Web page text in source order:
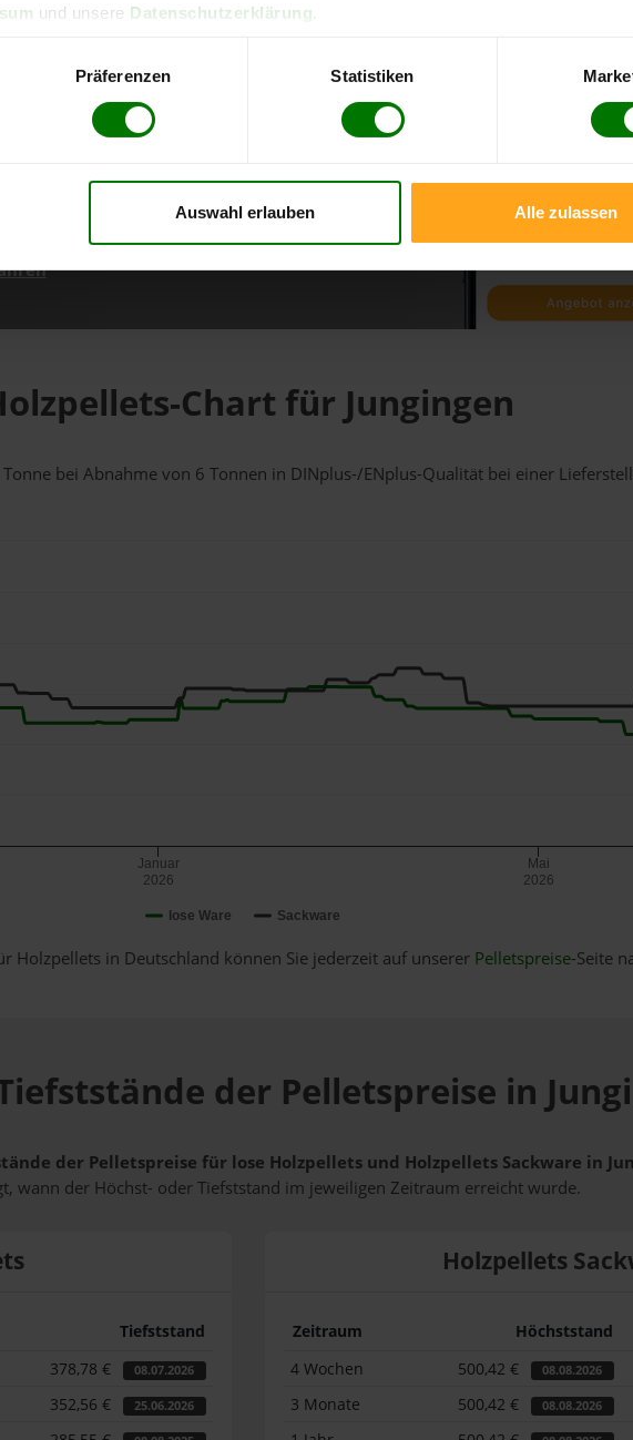
und unsere Datenschutzerklärung
Präferenzen Statistiken
Auswahl erlauben Alle zulassen
direkt online bestellen
aktuellen Stand
Chart für Jungingen
bei Abnahmevon 6 Tonnen in DINplus-/ENplus-Qualität bei einer
lose Ware Sackware
Januar
2026
Mai
2026
Holzpellets in Deutschland können Sie jederzeit auf unserer Pelletspreise-Seite
der Pelletspreise in
der Pelletspreise für lose Holzpellets und Holzpellets Sackware in
wann der Höchst- oder Tiefststand im jeweiligen Zeitraum erreicht wurde.
Tiefststand
378,78 € 08.07.2026
352,56 € 25.06.2026
Holzpellets
Zeitraum Höchststand
4 Wochen
500,42 € 08.08.2026
3 Monate 500,42 € 08.08.2026